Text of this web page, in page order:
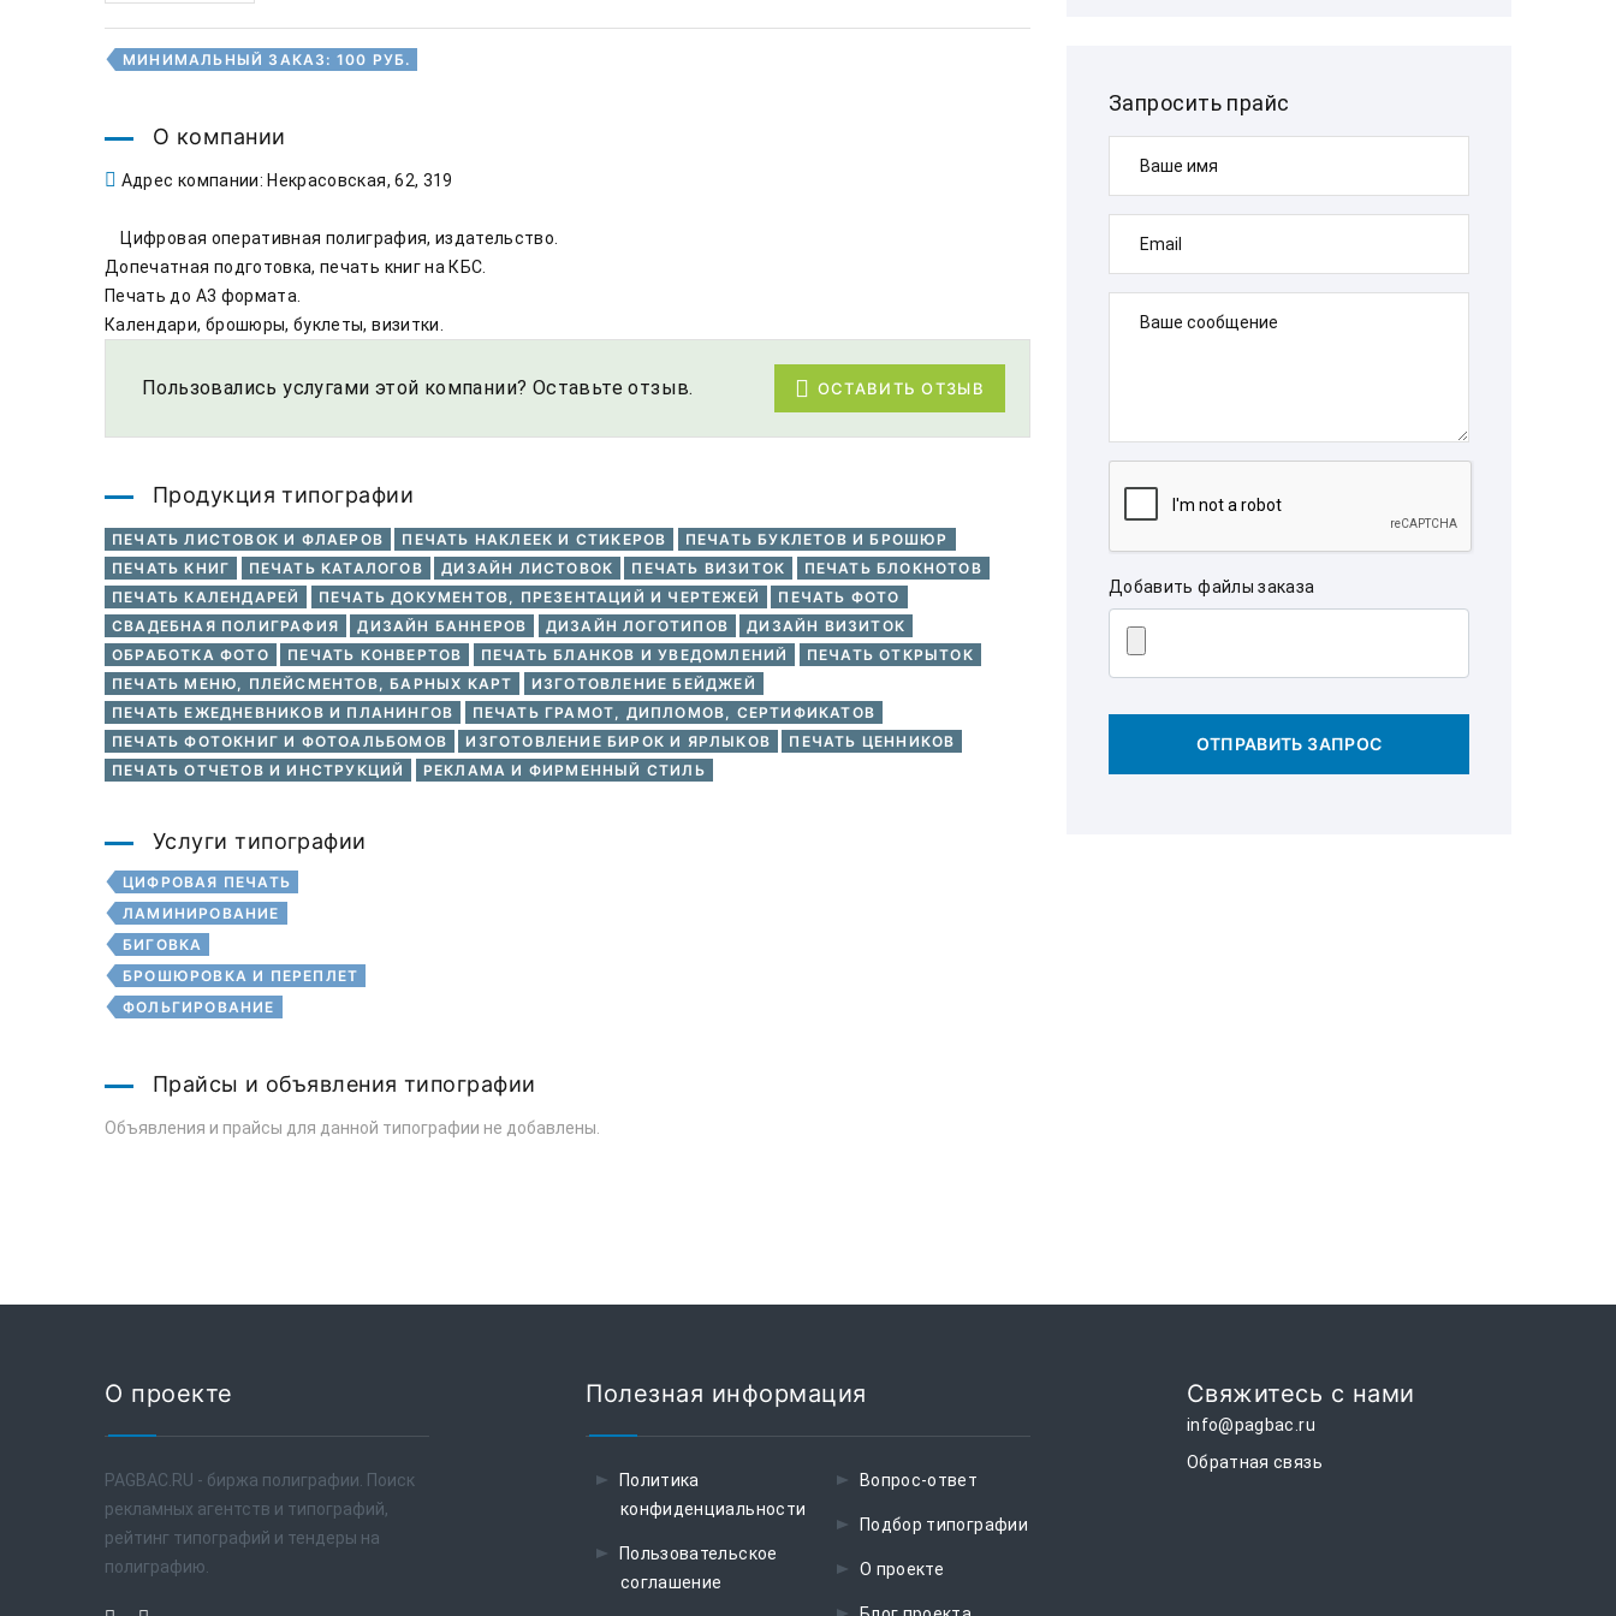
МИНИМАЛЬНЫЙ ЗАКАЗ: 100 РУБ.
О компании
Адрес компании: Некрасовская, 62, 319
Допечатная подготовка, печать книг на КБС.
Печать до А3 формата.
Календари, брошюры, буклеты, визитки.
Пользовались услугами этой компании? Оставьте отзыв. ОСТАВИТЬ ОТЗЫВ
Продукция типографии
ПЕЧАТЬ ЛИСТОВОК И ФЛАЕРОВ ПЕЧАТЬ НАКЛЕЕК И СТИКЕРОВ
ПЕЧАТЬ БУКЛЕТОВ И БРОШЮР
ПЕЧАТЬ КНИГ
ПЕЧАТЬ КАТАЛОГОВ ДИЗАЙН ЛИСТОВОК ПЕЧАТЬ ВИЗИТОК
ПЕЧАТЬ БЛОКНОТОВ
ПЕЧАТЬ КАЛЕНДАРЕЙ
ПЕЧАТЬ ДОКУМЕНТОВ, ПРЕЗЕНТАЦИЙ И ЧЕРТЕЖЕЙ
ПЕЧАТЬ ФОТО
СВАДЕБНАЯ ПОЛИГРАФИЯ
ДИЗАЙН БАННЕРОВ ДИЗАЙН ЛОГОТИПОВ
ДИЗАЙН ВИЗИТОК
ОБРАБОТКА ФОТО
ПЕЧАТЬ КОНВЕРТОВ ПЕЧАТЬ БЛАНКОВ И УВЕДОМЛЕНИЙ
ПЕЧАТЬ ОТКРЫТОК
ПЕЧАТЬ МЕНЮ, ПЛЕЙСМЕНТОВ, БАРНЫХ КАРТ
ИЗГОТОВЛЕНИЕ БЕЙДЖЕЙ
ПЕЧАТЬ ЕЖЕДНЕВНИКОВ И ПЛАНИНГОВ
ПЕЧАТЬ ГРАМОТ, ДИПЛОМОВ, СЕРТИФИКАТОВ
ПЕЧАТЬ ФОТОКНИГ И ФОТОАЛЬБОМОВ
ИЗГОТОВЛЕНИЕ БИРОК И ЯРЛЫКОВ
ПЕЧАТЬ ЦЕННИКОВ
ПЕЧАТЬ ОТЧЕТОВ И ИНСТРУКЦИЙ
РЕКЛАМА И ФИРМЕННЫЙ СТИЛЬ
Услуги типографии
ЦИФРОВАЯ ПЕЧАТЬ
ЛАМИНИРОВАНИЕ
БИГОВКА
БРОШЮРОВКА И ПЕРЕПЛЕТ
ФОЛЬГИРОВАНИЕ
Прайсы и объявления типографии
Объявления и прайсы для данной типографии не добавлены.
Запросить прайс
Ваше имя
Email
Ваше сообщение
Добавить файлы заказа
ОТПРАВИТЬ ЗАПРОС
О проекте
PAGBAC.RU - биржа полиграфии. Поиск
рекламных агентств и типографий,
рейтинг типографий и тендеры на
полиграфию.
Полезная информация
Политика
конфиденциальности
Пользовательское
соглашение
Вопрос-ответ
Подбор типографии
О проекте
Свяжитесь с нами
info@pagbac.ru
Обратная связь